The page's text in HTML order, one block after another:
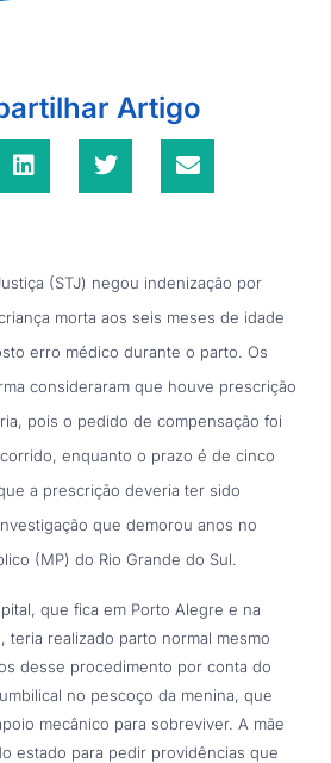
Artigo
(STJ) negou indenização por
morta aos seis meses de idade
erro médico durante o parto. Os
consideraram que houve prescrição
pois o pedido de compensação foi
enquanto o prazo é de cinco
a prescrição deveria ter sido
que demorou anos no
(MP) do Rio Grande do Sul.
que fica em Porto Alegre e na
teria realizado parto normal mesmo
desse procedimento por conta do
no pescoço da menina, que
mecânico para sobreviver. A mãe
estado para pedir providências que